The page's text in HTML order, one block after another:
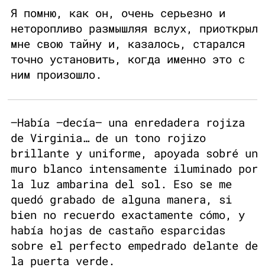
Я помню, как он, очень серьезно и
неторопливо размышляя вслух, приоткрыл
мне свою тайну и, казалось, старался
точно установить, когда именно это с
ним произошло.
—Había —decía— una enredadera rojiza
de Virginia… de un tono rojizo
brillante y uniforme, apoyada sobré un
muro blanco intensamente iluminado por
la luz ambarina del sol. Eso se me
quedó grabado de alguna manera, si
bien no recuerdo exactamente cómo, y
había hojas de castaño esparcidas
sobre el perfecto empedrado delante de
la puerta verde.